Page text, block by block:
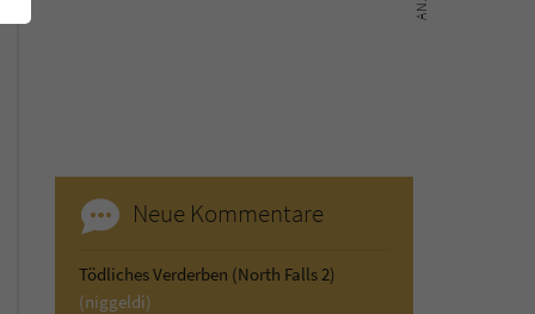
Neue Kommentare
Tödliches Verderben (North Falls 2)
(niggeldi)